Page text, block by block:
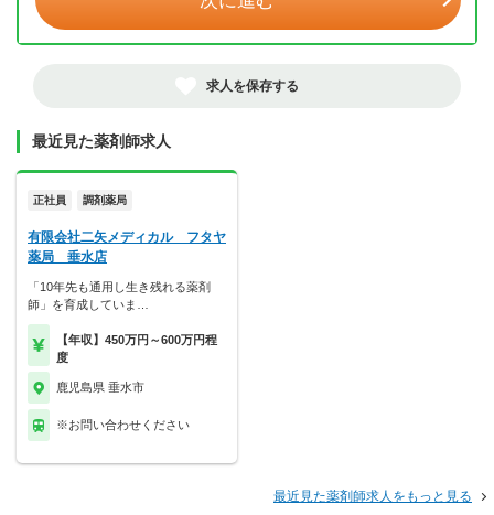
求人を保存する
最近見た薬剤師求人
正社員 調剤薬局
有限会社二矢メディカル フタヤ
薬局 垂水店
「10年先も通用し生き残れる薬剤
師」を育成していま…
【年収】450万円～600万円程
度
鹿児島県 垂水市
※お問い合わせください
最近見た薬剤師求人をもっと見る